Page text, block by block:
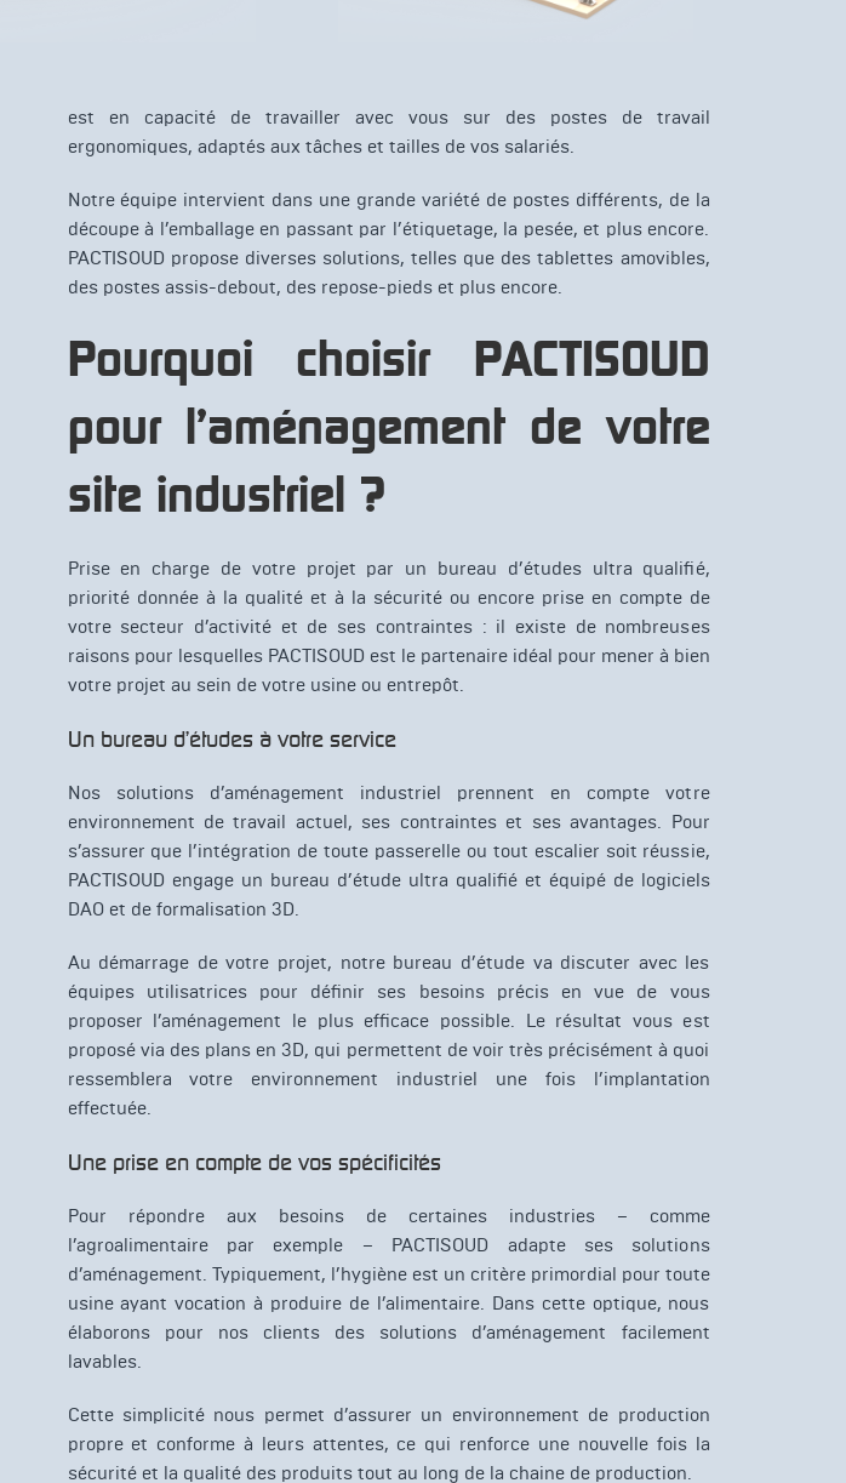
est en capacité de travailler avec vous sur des postes de travail
ergonomiques, adaptés aux tâches et tailles de vos salariés.
Notre équipe intervient dans une grande variété de postes différents, de la
découpe à l’emballage en passant par l’étiquetage, la pesée, et plus encore.
PACTISOUD propose diverses solutions, telles que des tablettes amovibles,
des postes assis-debout, des repose-pieds et plus encore.
Pourquoi choisir PACTISOUD
pour l’aménagement de votre
site industriel ?
Prise en charge de votre projet par un bureau d’études ultra qualifié,
priorité donnée à la qualité et à la sécurité ou encore prise en compte de
votre secteur d’activité et de ses contraintes : il existe de nombreuses
raisons pour lesquelles PACTISOUD est le partenaire idéal pour mener à bien
votre projet au sein de votre usine ou entrepôt.
Un bureau d’études à votre service
Nos solutions d’aménagement industriel prennent en compte votre
environnement de travail actuel, ses contraintes et ses avantages. Pour
s’assurer que l’intégration de toute passerelle ou tout escalier soit réussie,
PACTISOUD engage un bureau d’étude ultra qualifié et équipé de logiciels
DAO et de formalisation 3D.
Au démarrage de votre projet, notre bureau d’étude va discuter avec les
équipes utilisatrices pour définir ses besoins précis en vue de vous
proposer l’aménagement le plus efficace possible. Le résultat vous est
proposé via des plans en 3D, qui permettent de voir très précisément à quoi
ressemblera votre environnement industriel une fois l’implantation
effectuée.
Une prise en compte de vos spécificités
Pour répondre aux besoins de certaines industries – comme
l’agroalimentaire par exemple – PACTISOUD adapte ses solutions
d’aménagement. Typiquement, l’hygiène est un critère primordial pour toute
usine ayant vocation à produire de l’alimentaire. Dans cette optique, nous
élaborons pour nos clients des solutions d’aménagement facilement
lavables.
Cette simplicité nous permet d’assurer un environnement de production
propre et conforme à leurs attentes, ce qui renforce une nouvelle fois la
sécurité et la qualité des produits tout au long de la chaine de production.